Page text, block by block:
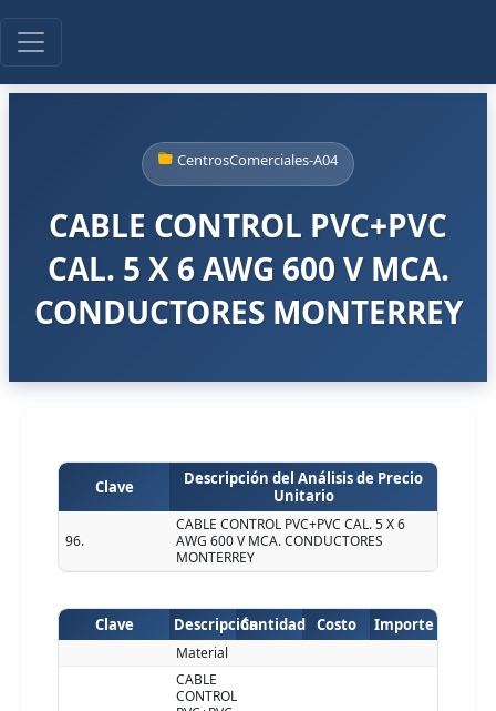
CentrosComerciales-A04
CABLE CONTROL PVC+PVC
CAL. 5 X 6 AWG 600 V MCA.
CONDUCTORES MONTERREY
Clave
Descripción del Análisis de Precio
Unitario
96.
CABLE CONTROL PVC+PVC CAL. 5 X 6
AWG 600 V MCA. CONDUCTORES
MONTERREY
Clave DescripciónCantidad Costo Importe
Material
CABLE
CONTROL